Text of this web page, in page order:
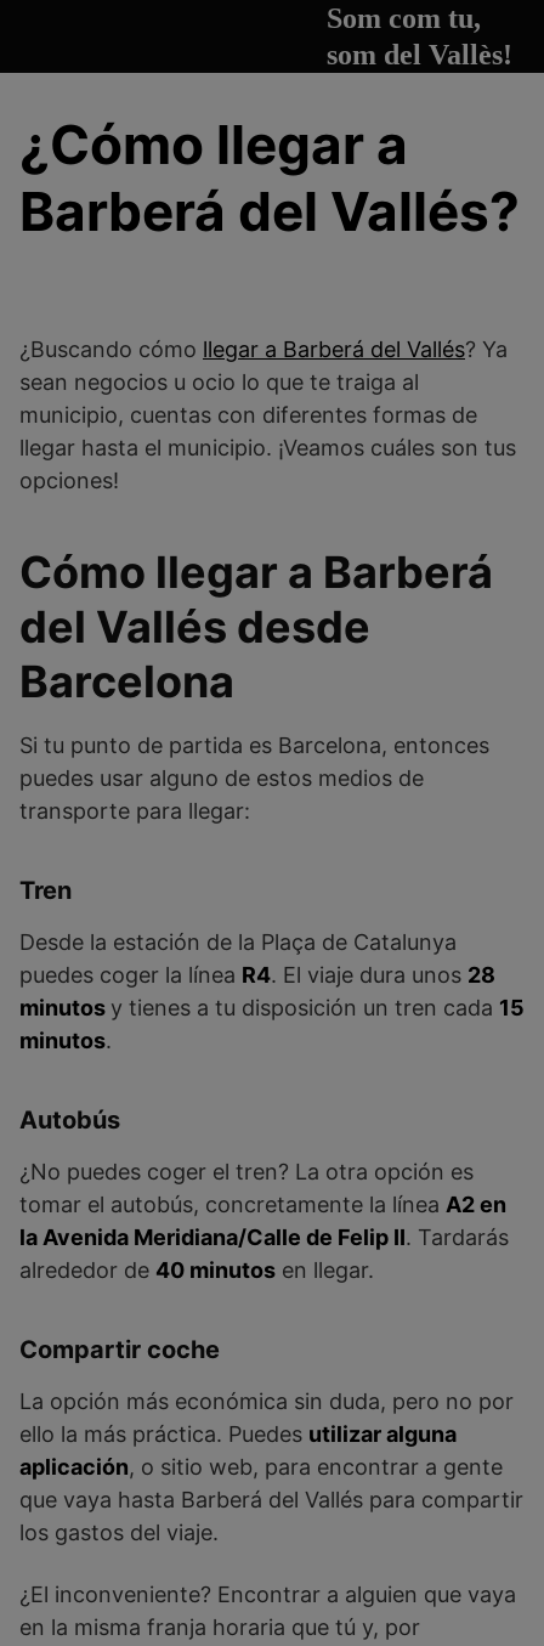
l
Som com tu,
som del Vallès!
¿Cómo llegar a
Barberá del Vallés?
¿Buscando cómo llegar a Barberá del Vallés? Ya
sean negocios u ocio lo que te traiga al
municipio, cuentas con diferentes formas de
llegar hasta el municipio. ¡Veamos cuáles son tus
opciones!
Cómo llegar a Barberá
del Vallés desde
Barcelona
Si tu punto de partida es Barcelona, entonces
puedes usar alguno de estos medios de
transporte para llegar:
Tren
Desde la estación de la Plaça de Catalunya
puedes coger la línea R4. El viaje dura unos 28
minutos y tienes a tu disposición un tren cada 15
minutos.
Autobús
¿No puedes coger el tren? La otra opción es
tomar el autobús, concretamente la línea A2 en
la Avenida Meridiana/Calle de Felip II. Tardarás
alrededor de 40 minutos en llegar.
Compartir coche
La opción más económica sin duda, pero no por
ello la más práctica. Puedes utilizar alguna
aplicación, o sitio web, para encontrar a gente
que vaya hasta Barberá del Vallés para compartir
los gastos del viaje.
¿El inconveniente? Encontrar a alguien que vaya
en la misma franja horaria que tú y, por